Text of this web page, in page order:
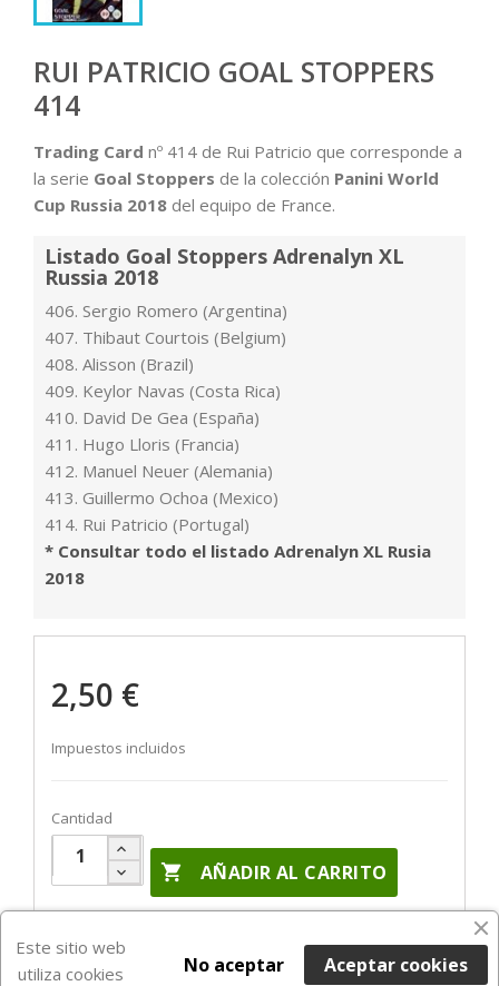
RUI PATRICIO GOAL STOPPERS
414
Trading Card nº 414 de Rui Patricio que corresponde a
la serie Goal Stoppers de la colección Panini World
Cup Russia 2018 del equipo de France.
Listado Goal Stoppers Adrenalyn XL
Russia 2018
406. Sergio Romero (Argentina)
407. Thibaut Courtois (Belgium)
408. Alisson (Brazil)
409. Keylor Navas (Costa Rica)
410. David De Gea (España)
411. Hugo Lloris (Francia)
412. Manuel Neuer (Alemania)
413. Guillermo Ochoa (Mexico)
414. Rui Patricio (Portugal)
* Consultar todo el listado Adrenalyn XL Rusia
2018
2,50 €
Impuestos incluidos
Cantidad
 AÑADIR AL CARRITO

Este sitio web
utiliza cookies
Aceptar cookies
No aceptar